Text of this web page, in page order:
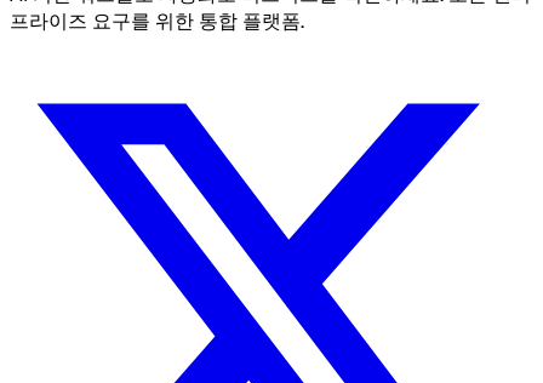
프라이즈 요구를 위한 통합 플랫폼.